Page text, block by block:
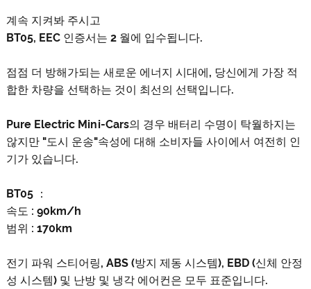
계속 지켜봐 주시고
BT05, EEC 인증서는 2 월에 입수됩니다.
점점 더 방해가되는 새로운 에너지 시대에, 당신에게 가장 적
합한 차량을 선택하는 것이 최선의 선택입니다.
Pure Electric Mini-Cars의 경우 배터리 수명이 탁월하지는
않지만 "도시 운송"속성에 대해 소비자들 사이에서 여전히 인
기가 있습니다.
BT05 ：
속도 : 90km/h
범위 : 170km
전기 파워 스티어링, ABS (방지 제동 시스템), EBD (신체 안정
성 시스템) 및 난방 및 냉각 에어컨은 모두 표준입니다.